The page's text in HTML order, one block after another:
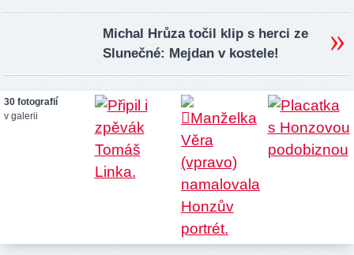
Michal Hrůza točil klip s herci ze
Slunečné: Mejdan v kostele!
30 fotografií
v galerii